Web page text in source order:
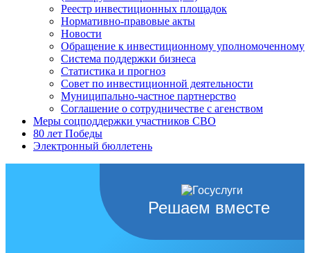
Реестр инвестиционных площадок
Нормативно-правовые акты
Новости
Обращение к инвестиционному уполномоченному
Система поддержки бизнеса
Статистика и прогноз
Совет по инвестиционной деятельности
Муниципально-частное партнерство
Соглашение о сотрудничестве с агенством
Меры соцподдержки участников СВО
80 лет Победы
Электронный бюллетень
Решаем вместе